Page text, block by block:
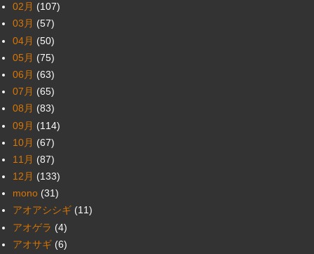
02月 (107)
03月 (57)
04月 (50)
05月 (75)
06月 (63)
07月 (65)
08月 (83)
09月 (114)
10月 (67)
11月 (87)
12月 (133)
mono (31)
アオアシシギ (11)
アオゲラ (4)
アオサギ (6)